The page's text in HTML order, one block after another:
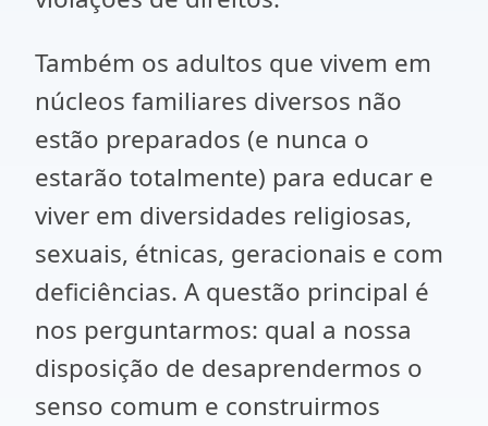
Também os adultos que vivem em
núcleos familiares diversos não
estão preparados (e nunca o
estarão totalmente) para educar e
viver em diversidades religiosas,
sexuais, étnicas, geracionais e com
deficiências. A questão principal é
nos perguntarmos: qual a nossa
disposição de desaprendermos o
senso comum e construirmos